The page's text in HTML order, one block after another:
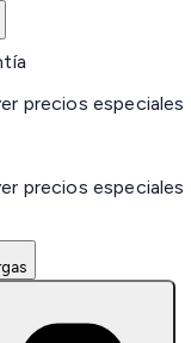
precios especiales
precios especiales